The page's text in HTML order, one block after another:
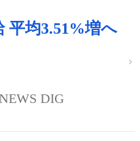
平均3.51%増へ
DIG